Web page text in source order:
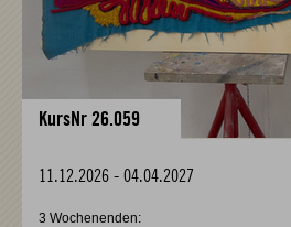
KursNr 26.059
11.12.2026 - 04.04.2027
3 Wochenenden: